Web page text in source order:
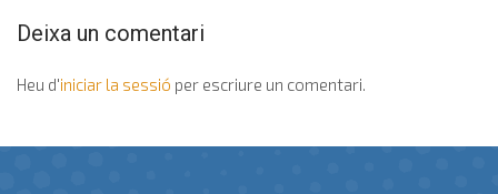
Deixa un comentari
Heu d'iniciar la sessió per escriure un comentari.